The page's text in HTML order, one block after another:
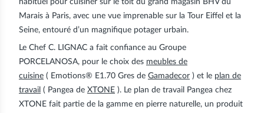
habituel pour cuisiner sur le toit du grand magasin BHV du
Marais à Paris, avec une vue imprenable sur la Tour Eiffel et la
Seine, entouré d’un magnifique potager urbain.
Le Chef C. LIGNAC a fait confiance au Groupe
PORCELANOSA, pour le choix des meubles de
cuisine ( Emotions® E1.70 Gres de Gamadecor ) et le plan de
travail ( Pangea de XTONE ). Le plan de travail Pangea chez
XTONE fait partie de la gamme en pierre naturelle, un produit